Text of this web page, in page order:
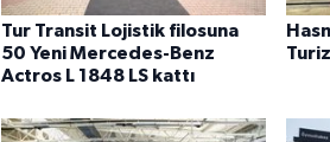
Tur Transit Lojistik filosuna
50 Yeni Mercedes-Benz
Actros L 1848 LS kattı